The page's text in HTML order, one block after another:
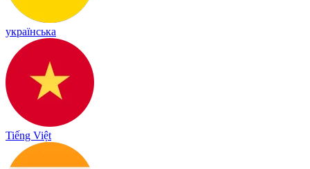
українська
Tiếng Việt